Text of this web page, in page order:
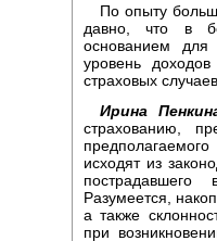
По опыту
давно, что в
основанием
уровень
страховых
Ирина
страхованию,
исходят из
пострадавшего
Разумеется,
а также
при